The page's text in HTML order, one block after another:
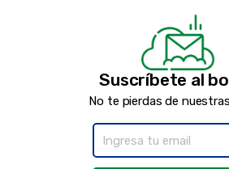
Suscríbete al
No te pierdas de